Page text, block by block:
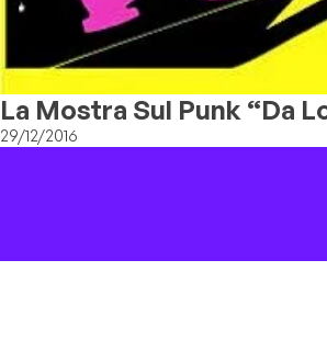
La Mostra Sul Punk “Da
29/12/2016